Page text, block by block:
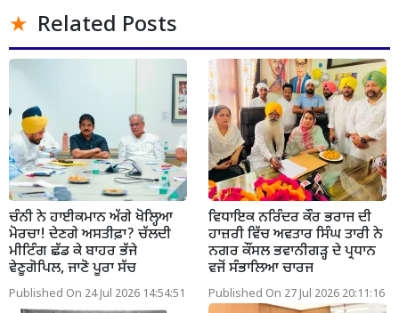
Related Posts
ਚੰਨੀ ਨੇ ਹਾਈਕਮਾਨ ਅੱਗੇ ਖੋਲ੍ਹਿਆ
ਮੋਰਚਾ! ਦੇਣਗੇ ਅਸਤੀਫ਼ਾ? ਚੱਲਦੀ
ਮੀਟਿੰਗ ਛੱਡ ਕੇ ਬਾਹਰ ਭੱਜੇ
ਵੇਣੂਗੋਪਿਲ, ਜਾਣੋ ਪੂਰਾ ਸੱਚ
Published On 24 Jul 2026 14:54:51
ਵਿਧਾਇਕ ਨਰਿੰਦਰ ਕੌਰ ਭਰਾਜ ਦੀ
ਹਾਜ਼ਰੀ ਵਿੱਚ ਅਵਤਾਰ ਸਿੰਘ ਤਾਰੀ ਨੇ
ਨਗਰ ਕੌਂਸਲ ਭਵਾਨੀਗੜ੍ਹ ਦੇ ਪ੍ਰਧਾਨ
ਵਜੋਂ ਸੰਭਾਲਿਆ ਚਾਰਜ
Published On 27 Jul 2026 20:11:16